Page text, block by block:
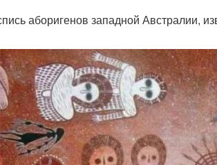
аборигенов западной Австралии,